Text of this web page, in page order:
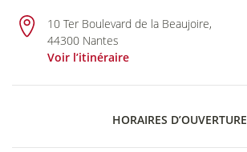
10 Ter Boulevard de la Beaujoire,
44300 Nantes
Voir l’itinéraire
HORAIRES D’OUVERTURE